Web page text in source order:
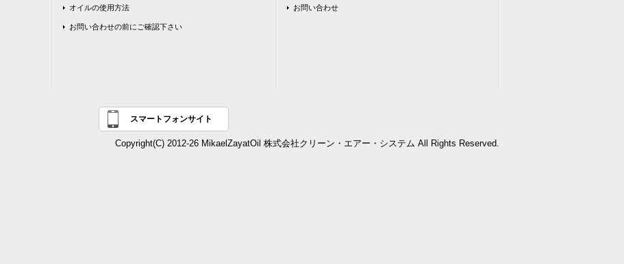
オイルの使用方法
お問い合わせの前にご確認下さい
お問い合わせ
スマートフォンサイト
Copyright(C) 2012-26 MikaelZayatOil 株式会社クリーン・エアー・システム All Rights Reserved.